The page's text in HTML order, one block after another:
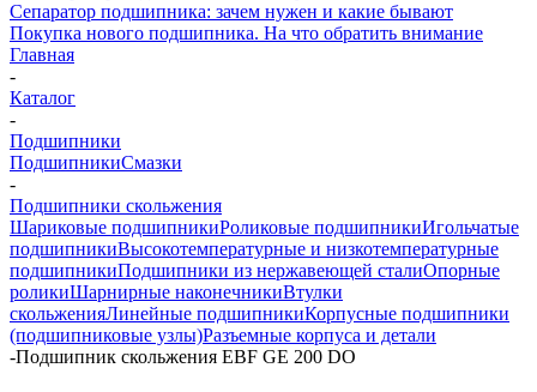
Сепаратор подшипника: зачем нужен и какие бывают
Покупка нового подшипника. На что обратить внимание
Главная
-
Каталог
-
Подшипники
ПодшипникиСмазки
-
Подшипники скольжения
Шариковые подшипникиРоликовые подшипникиИгольчатые
подшипникиВысокотемпературные и низкотемпературные
подшипникиПодшипники из нержавеющей сталиОпорные
роликиШарнирные наконечникиВтулки
скольженияЛинейные подшипникиКорпусные подшипники
(подшипниковые узлы)Разъемные корпуса и детали
-Подшипник скольжения EBF GE 200 DO